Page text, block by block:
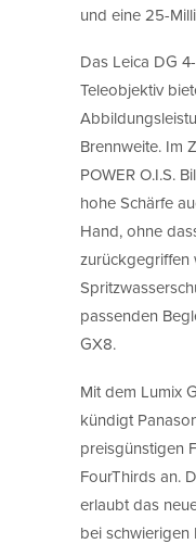
und eine 25-
Das Leica DG
Teleobjektiv
Brennweite. Im
POWER O.I.S.
hohe Schärfe
Hand, ohne
zurückgegriffen
passenden
GX8.
Mit dem Lumix
kündigt
preisgünstigen
FourThirds an.
erlaubt das
bei schwierigen